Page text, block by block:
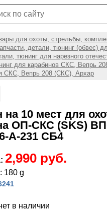
для охоты, стрельбы,
детали, тюнинг (обвес)
тюнинг для нарезного
для карабинов СКС, Вепрь
СКС, Вепрь 208 (СКС), Архар
на 10 мест для
ОП-СКС (SKS)
А-231 СБ4
2,990 руб.
180 g
в наличии